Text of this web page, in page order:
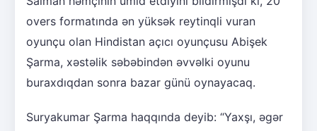
overs formatında ən yüksək reytinqli vuran
oyunçu olan Hindistan açıcı oyunçusu Abişek
Şarma, xəstəlik səbəbindən əvvəlki oyunu
buraxdıqdan sonra bazar günü oynayacaq.
Suryakumar Şarma haqqında deyib: “Yaxşı, əgər